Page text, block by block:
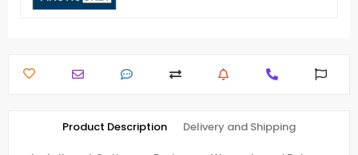
Product Description Delivery and Shipping